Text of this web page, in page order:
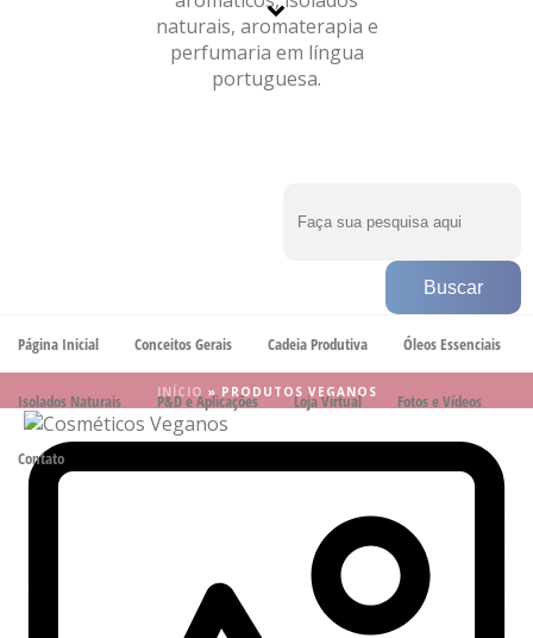
Página Inicial Conceitos Gerais Cadeia Produtiva Óleos Essenciais
Isolados Naturais P&D e Aplicações Loja Virtual Fotos e Vídeos
Contato
INÍCIO » PRODUTOS VEGANOS